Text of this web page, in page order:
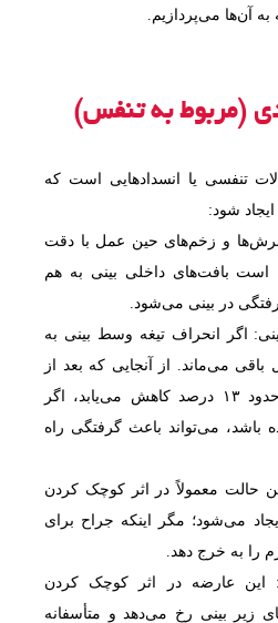
آن‌ها می‌پردازیم.
(مربوط به تنفس)
تنفسی یا انسدادهایی است که
شود:
و زخم‌های حین عمل با دقت
است بافت‌های داخلی بینی به هم
در بینی می‌شود.
اگر انحراف تیغه وسط بینی به
می‌ماند. از آنجایی که بعد از
عمل جراحی، حجم بینی حدود ۱۳ درصد کاهش می‌یابد، اگر
باشد، می‌تواند باعث گرفتگی راه
حالت معمولاً در اثر کوچک کردن
می‌شود؛ مگر اینکه جراح برای
را به خرج دهد.
این عارضه در اثر کوچک کردن
زیر بینی رخ می‌دهد و متأسفانه